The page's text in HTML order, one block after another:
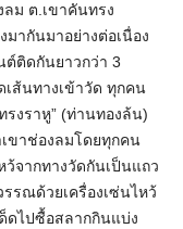
ม ต.เขาคันทรง
ากันมาอย่างต่อเนื่อง
ต์ติดกันยาวกว่า 3
เส้นทางเข้าวัด ทุกคน
รงราหู” (ท่านทองล้น)
ขาช่องลมโดยทุกคน
จากทางวัดกันเป็นแถว
รรณด้วยเครื่องเซ่นไหว้
ดไปซื้อสลากกินแบ่ง